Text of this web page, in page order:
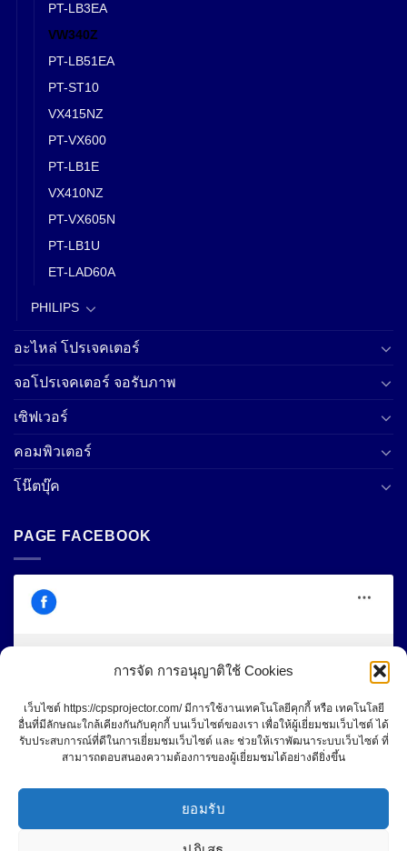
การจัด การอนุญาติใช้ Cookies
เว็บไซต์ https://cpsprojector.com/ มีการใช้งานเทคโนโลยีคุกกี้ หรือ เทคโนโลยี
อื่นที่มีลักษณะใกล้เคียงกันกับคุกกี้ บนเว็บไซต์ของเรา เพื่อให้ผู้เยี่ยมชมเว็บไซต์ ได้
รับประสบการณ์ที่ดีในการเยี่ยมชมเว็บไซต์ และ ช่วยให้เราพัฒนาระบบเว็บไซต์ ที่
สามารถตอบสนองความต้องการของผู้เยี่ยมชมได้อย่างดียิ่งขึ้น
ยอมรับ
PT-LB3EA
VW340Z
PT-LB51EA
PT-ST10
VX415NZ
PT-VX600
PT-LB1E
VX410NZ
PT-VX605N
PT-LB1U
ET-LAD60A
PHILIPS
อะไหล่ โปรเจคเตอร์
จอโปรเจคเตอร์ จอรับภาพ
เซิฟเวอร์
คอมพิวเตอร์
โน๊ตบุ๊ค
PAGE FACEBOOK
Central Projector Service
Click to accept marketing cookies and
enable this content